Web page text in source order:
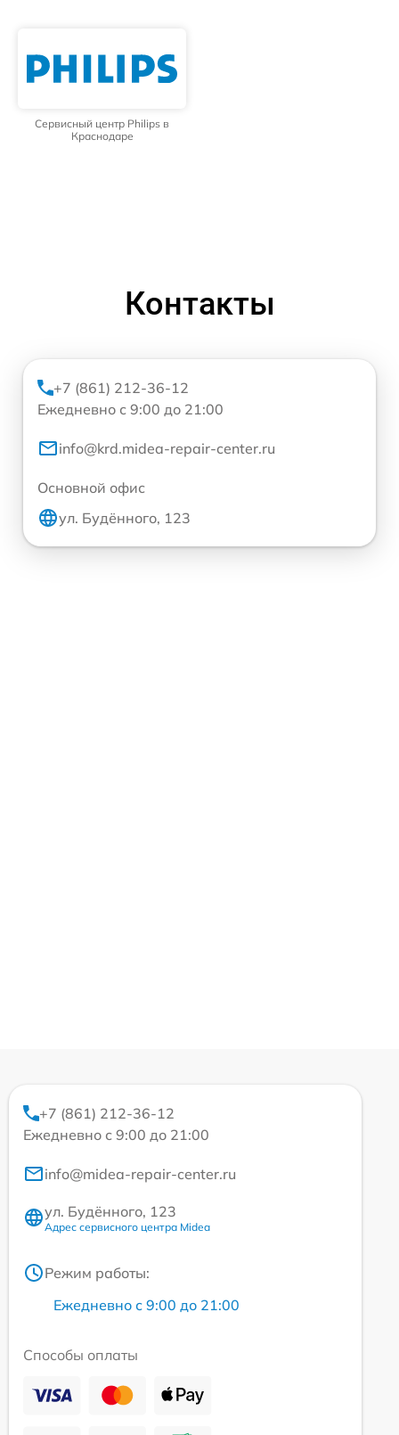
Сервисный центр Philips в
Краснодаре
Контакты
+7 (861) 212-36-12
Ежедневно с 9:00 до 21:00
info@krd.midea-repair-center.ru
Основной офис
ул. Будённого, 123
+7 (861) 212-36-12
Ежедневно с 9:00 до 21:00
info@midea-repair-center.ru
ул. Будённого, 123
Адрес сервисного центра Midea
Режим работы:
Ежедневно с 9:00 до 21:00
Способы оплаты